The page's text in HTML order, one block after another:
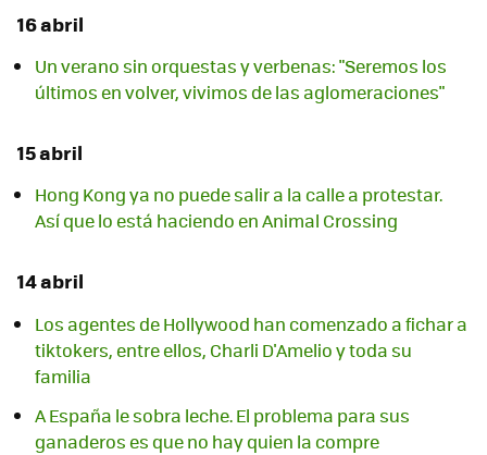
16 abril
Un verano sin orquestas y verbenas: "Seremos los
últimos en volver, vivimos de las aglomeraciones"
15 abril
Hong Kong ya no puede salir a la calle a protestar.
Así que lo está haciendo en Animal Crossing
14 abril
Los agentes de Hollywood han comenzado a fichar a
tiktokers, entre ellos, Charli D'Amelio y toda su
familia
A España le sobra leche. El problema para sus
ganaderos es que no hay quien la compre